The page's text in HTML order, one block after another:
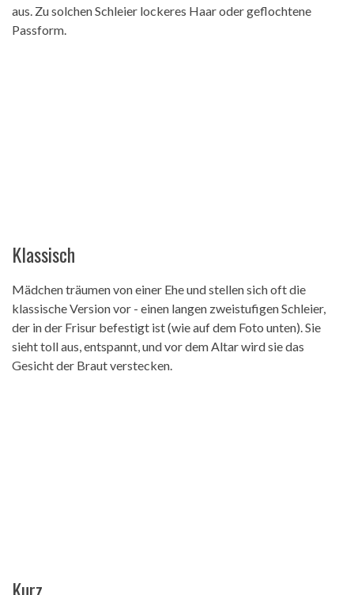
aus. Zu solchen Schleier lockeres Haar oder geflochtene
Passform.
Klassisch
Mädchen träumen von einer Ehe und stellen sich oft die
klassische Version vor - einen langen zweistufigen Schleier,
der in der Frisur befestigt ist (wie auf dem Foto unten). Sie
sieht toll aus, entspannt, und vor dem Altar wird sie das
Gesicht der Braut verstecken.
Kurz